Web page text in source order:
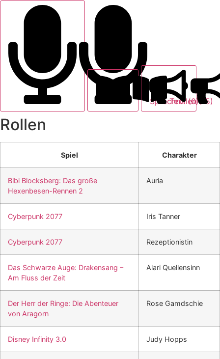
Sprechrollen (15)
Text (0)
Rollen
Spiel Charakter
Bibi Blocksberg: Das große
Hexenbesen-Rennen 2
Auria
Cyberpunk 2077 Iris Tanner
Cyberpunk 2077 Rezeptionistin
Das Schwarze Auge: Drakensang –
Am Fluss der Zeit
Alari Quellensinn
Der Herr der Ringe: Die Abenteuer
von Aragorn
Rose Gamdschie
Disney Infinity 3.0 Judy Hopps